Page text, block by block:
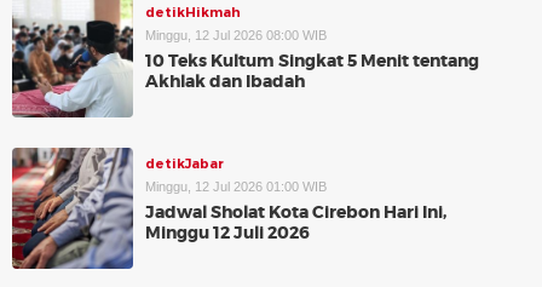
detikHikmah
Minggu, 12 Jul 2026 08:00 WIB
10 Teks Kultum Singkat 5 Menit tentang
Akhlak dan Ibadah
detikJabar
Minggu, 12 Jul 2026 01:00 WIB
Jadwal Sholat Kota Cirebon Hari Ini,
Minggu 12 Juli 2026